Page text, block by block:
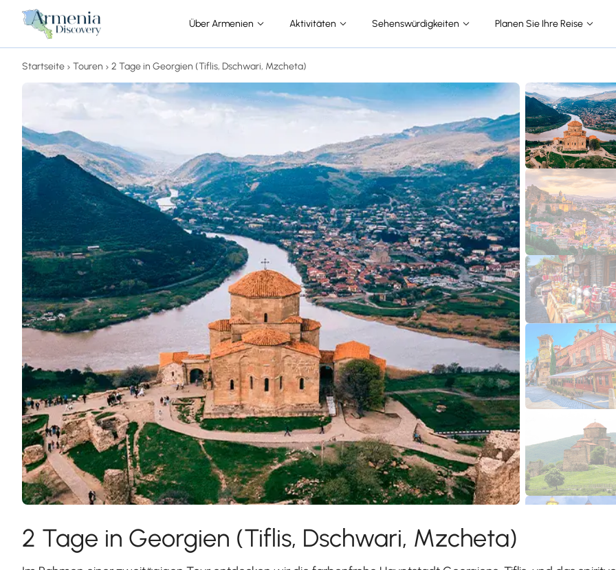
Über Armenien Aktivitäten Sehenswürdigkeiten Planen Sie Ihre Reise
Startseite Touren 2 Tage in Georgien (Tiflis, Dschwari, Mzcheta)
2 Tage in Georgien (Tiflis, Dschwari, Mzcheta)